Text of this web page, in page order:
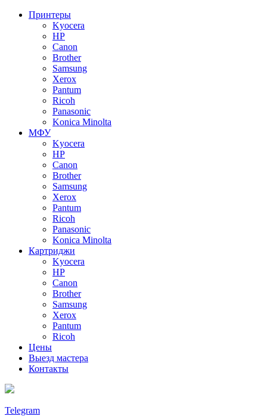
Принтеры
Kyocera
HP
Canon
Brother
Samsung
Xerox
Pantum
Ricoh
Panasonic
Konica Minolta
МФУ
Kyocera
HP
Canon
Brother
Samsung
Xerox
Pantum
Ricoh
Panasonic
Konica Minolta
Картриджи
Kyocera
HP
Canon
Brother
Samsung
Xerox
Pantum
Ricoh
Цены
Выезд мастера
Контакты
Telegram